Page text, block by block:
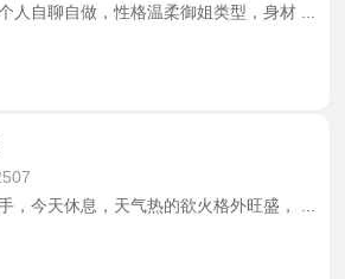
人自聊自做，性格温柔御姐类型，身材 ...
，今天休息，天气热的欲火格外旺盛， ...